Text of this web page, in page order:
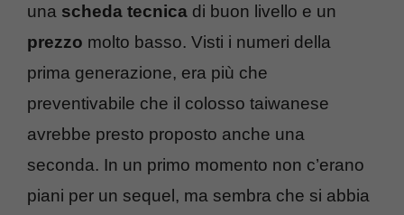
una scheda tecnica di buon livello e un
prezzo molto basso. Visti i numeri della
prima generazione, era più che
preventivabile che il colosso taiwanese
avrebbe presto proposto anche una
seconda. In un primo momento non c’erano
piani per un sequel, ma sembra che si abbia